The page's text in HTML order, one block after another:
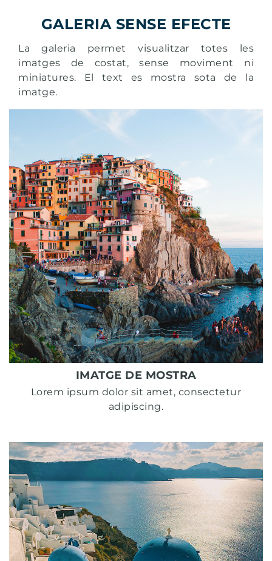
GALERIA SENSE EFECTE
La galeria permet visualitzar totes les
imatges de costat, sense moviment ni
miniatures. El text es mostra sota de la
imatge.
IMATGE DE MOSTRA
Lorem ipsum dolor sit amet, consectetur
adipiscing.